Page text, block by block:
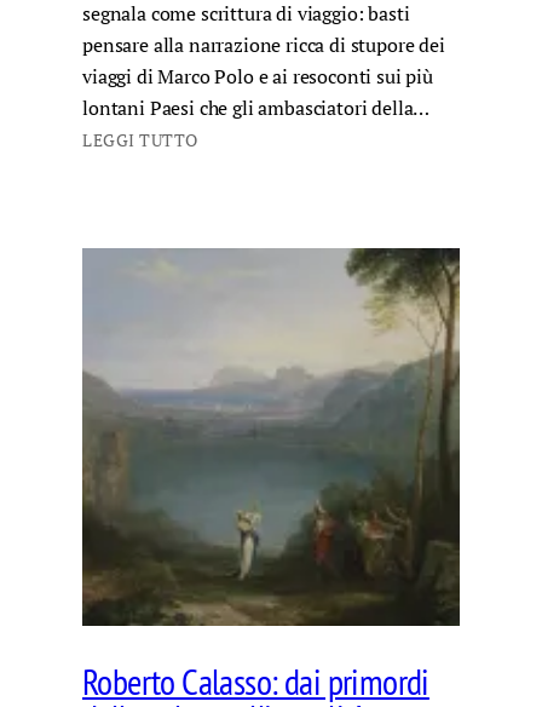
segnala come scrittura di viaggio: basti
pensare alla narrazione ricca di stupore dei
viaggi di Marco Polo e ai resoconti sui più
lontani Paesi che gli ambasciatori della…
LEGGI TUTTO
Roberto Calasso: dai primordi